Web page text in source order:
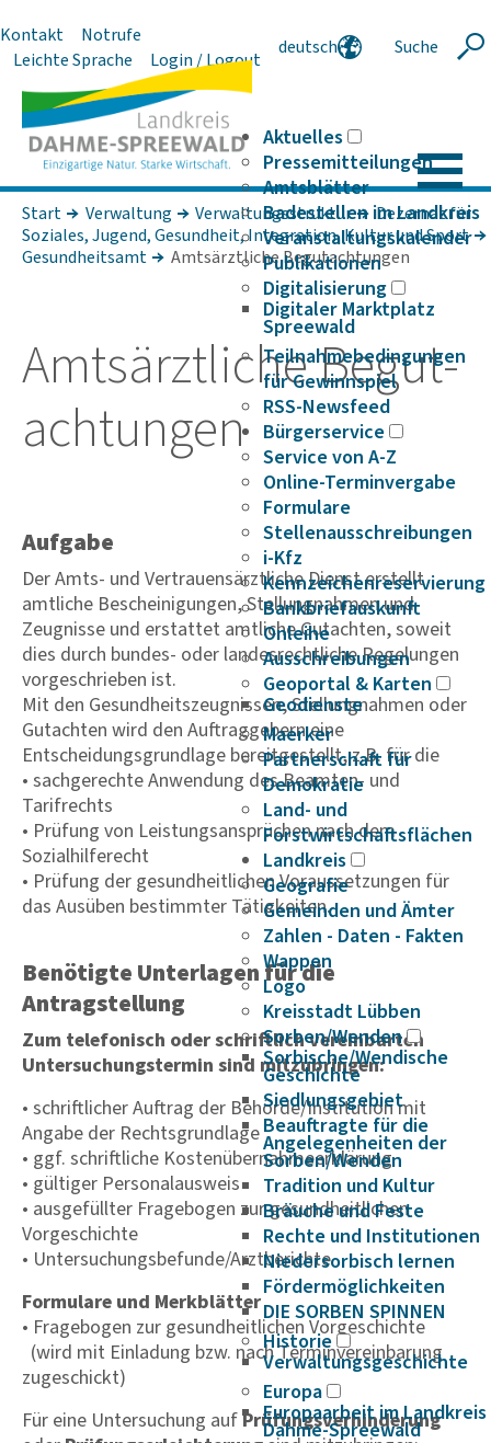
Kontakt
Notrufe
Leichte Sprache
Login / Logout
deutsch
Suche
Aktuelles
Pressemitteilungen
Amtsblätter
Badestellen im Landkreis
Veranstaltungskalender
Publikationen
Digitalisierung
Digitaler Marktplatz
Spreewald
Teilnahmebedingungen
für Gewinnspiel
RSS-Newsfeed
Bürgerservice
Service von A-Z
Online-Terminvergabe
Formulare
Stellenausschreibungen
i-Kfz
Kennzeichenreservierung
Bankbriefauskunft
Onleihe
Ausschreibungen
Geoportal & Karten
Geodienste
Maerker
Partnerschaft für
Demokratie
Land- und
Forstwirtschaftsflächen
Landkreis
Geografie
Gemeinden und Ämter
Zahlen - Daten - Fakten
Wappen
Logo
Kreisstadt Lübben
Sorben/Wenden
Sorbische/Wendische
Geschichte
Siedlungsgebiet
Beauftragte für die
Angelegenheiten der
Sorben/Wenden
Tradition und Kultur
Bräuche und Feste
Rechte und Institutionen
Niedersorbisch lernen
Fördermöglichkeiten
DIE SORBEN SPINNEN
Historie
Verwaltungsgeschichte
Europa
Europaarbeit im Landkreis
Dahme-Spreewald
Start Verwaltung Verwaltungsstruktur
Dezernat für
Soziales, Jugend, Gesundheit, Integration, Kultur und Sport
Gesundheitsamt
Amtsärztliche Begutachtungen
Amts­ärzt­liche Begut­
ach­tungen
Aufgabe
Der Amts- und Vertrauensärztliche Dienst erstellt
amtliche Bescheinigungen, Stellungnahmen und
Zeugnisse und erstattet amtliche Gutachten, soweit
dies durch bundes- oder landesrechtliche Regelungen
vorgeschrieben ist.
Mit den Gesundheitszeugnissen, Stellungnahmen oder
Gutachten wird den Auftraggebern eine
Entscheidungsgrundlage bereitgestellt, z.B. für die
• sachgerechte Anwendung des Beamten- und
Tarifrechts
• Prüfung von Leistungsansprüchen nach dem
Sozialhilferecht
• Prüfung der gesundheitlichen Voraussetzungen für
das Ausüben bestimmter Tätigkeiten.
Benötigte Unterlagen für die
Antragstellung
Zum telefonisch oder schriftlich vereinbarten
Untersuchungstermin sind mitzubringen:
• schriftlicher Auftrag der Behörde/Institution mit
Angabe der Rechtsgrundlage
• ggf. schriftliche Kostenübernahmeerklärung
• gültiger Personalausweis
• ausgefüllter Fragebogen zur gesundheitlichen
Vorgeschichte
• Untersuchungsbefunde/Arztberichte
Formulare und Merkblätter
• Fragebogen zur gesundheitlichen Vorgeschichte
(wird mit Einladung bzw. nach Terminvereinbarung
zugeschickt)
Für eine Untersuchung aufPrüfungsverhinderung